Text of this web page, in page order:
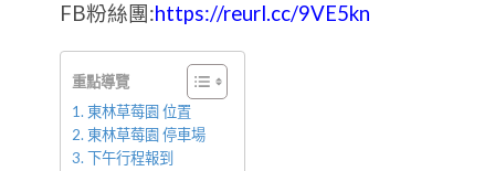
FB粉絲團:https://reurl.cc/9VE5kn
重點導覽
東林草莓園 位置
東林草莓園 停車場
下午行程報到